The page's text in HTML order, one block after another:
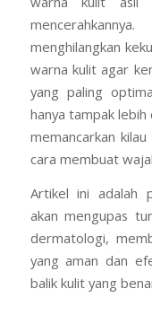
Para ahli
sehat, realistis,
warna kulit asli
menghilangkan
warna kulit agar
yang paling
hanya tampak lebih
memancarkan
cara membuat
Artikel ini adalah
akan mengupas
dermatologi,